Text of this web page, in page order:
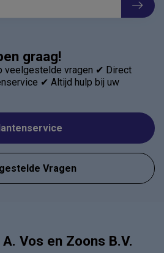
graag!
veelgestelde vragen ✔ Direct
✔ Altijd hulp bij uw
Vragen
Vos en Zoons B.V.